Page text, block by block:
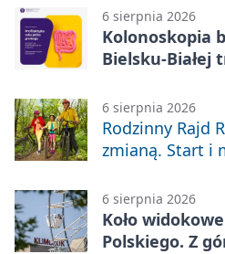
6 sierpnia 2026
Kolonoskopia
Bielsku-Białej
6 sierpnia 2026
Rodzinny Rajd
zmianą. Start i
6 sierpnia 2026
Koło
Polskiego. Z